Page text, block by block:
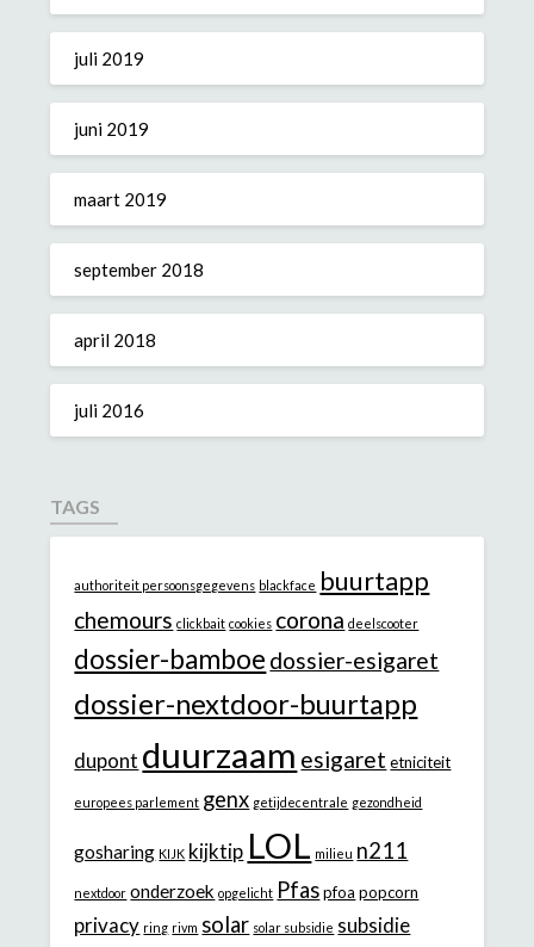
juli 2019
juni 2019
maart 2019
september 2018
april 2018
juli 2016
TAGS
authoriteit persoonsgegevens blackface buurtapp
chemours clickbait cookies corona deelscooter
dossier-bamboe dossier-esigaret
dossier-nextdoor-buurtapp
dupont duurzaam esigaret etniciteit
europees parlement genx getijdecentrale gezondheid
gosharing KIJK kijktip LOL milieu n211
nextdoor onderzoek opgelicht Pfas pfoa popcorn
privacy ring rivm solar solar subsidie subsidie